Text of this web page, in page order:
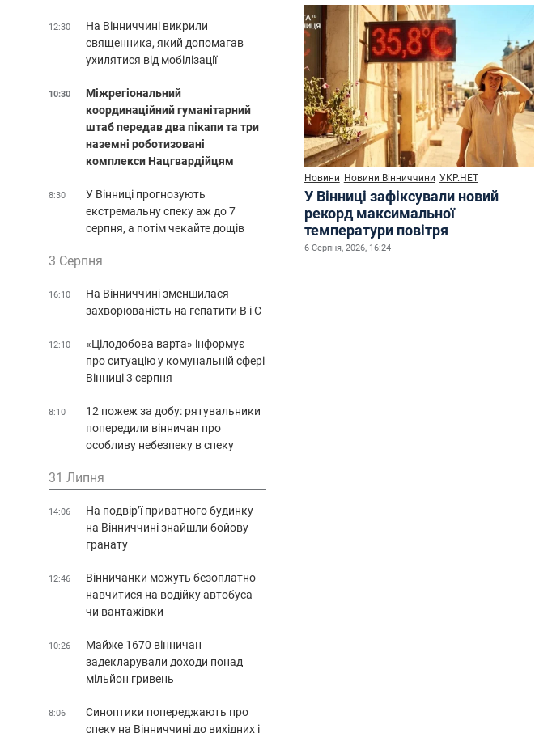
Новини Новини Вінниччини УКР.НЕТ
У Вінниці зафіксували новий
рекорд максимальної
температури повітря
6 Серпня, 2026, 16:24
12:30
На Вінниччині викрили
священника, який допомагав
ухилятися від мобілізації
10:30
Міжрегіональний
координаційний гуманітарний
штаб передав два пікапи та три
наземні роботизовані
комплекси Нацгвардійцям
8:30
У Вінниці прогнозують
екстремальну спеку аж до 7
серпня, а потім чекайте дощів
3 Серпня
16:10
На Вінниччині зменшилася
захворюваність на гепатити В і С
12:10
«Цілодобова варта» інформує
про ситуацію у комунальній сфері
Вінниці 3 серпня
8:10
12 пожеж за добу: рятувальники
попередили вінничан про
особливу небезпеку в спеку
31 Липня
14:06
На подвір’ї приватного будинку
на Вінниччині знайшли бойову
гранату
12:46
Вінничанки можуть безоплатно
навчитися на водійку автобуса
чи вантажівки
10:26
Майже 1670 вінничан
задекларували доходи понад
мільйон гривень
8:06
Синоптики попереджають про
спеку на Вінниччині до вихідних і